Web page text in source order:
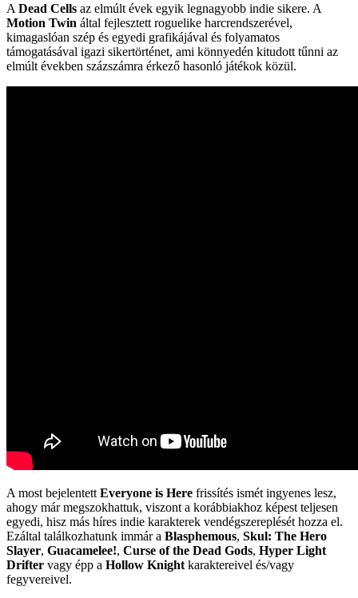
A Dead Cells az elmúlt évek egyik legnagyobb indie sikere. A
Motion Twin által fejlesztett roguelike harcrendszerével,
kimagaslóan szép és egyedi grafikájával és folyamatos
támogatásával igazi sikertörténet, ami könnyedén kitudott tűnni az
elmúlt években százszámra érkező hasonló játékok közül.
A most bejelentett Everyone is Here frissítés ismét ingyenes lesz,
ahogy már megszokhattuk, viszont a korábbiakhoz képest teljesen
egyedi, hisz más híres indie karakterek vendégszereplését hozza el.
Ezáltal találkozhatunk immár a Blasphemous, Skul: The Hero
Slayer, Guacamelee!, Curse of the Dead Gods, Hyper Light
Drifter vagy épp a Hollow Knight karaktereivel és/vagy
fegyvereivel.